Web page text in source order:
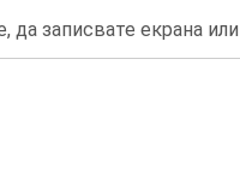
, да записвате екранаили